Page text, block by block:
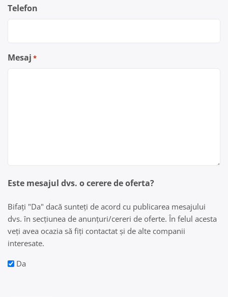
Telefon
Mesaj *
Este mesajul dvs. o cerere de oferta?
Bifați "Da" dacă sunteți de acord cu publicarea mesajului
dvs. în secțiunea de anunțuri/cereri de oferte. În felul acesta
veți avea ocazia să fiți contactat și de alte companii
interesate.
Da